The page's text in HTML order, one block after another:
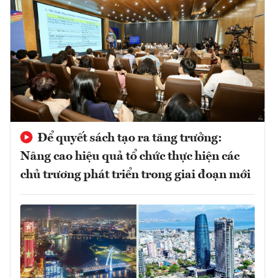
Để quyết sách tạo ra tăng trưởng:
Nâng cao hiệu quả tổ chức thực hiện các
chủ trương phát triển trong giai đoạn mới